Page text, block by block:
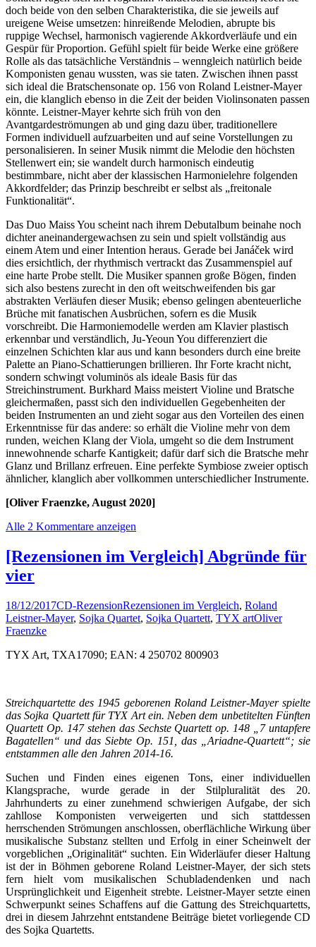
doch beide von den selben Charakteristika, die sie jeweils auf
ureigene Weise umsetzen: hinreißende Melodien, abrupte bis
ruppige Wechsel, harmonisch vagierende Akkordverläufe und ein
Gespür für Proportion. Gefühl spielt für beide Werke eine größere
Rolle als das tatsächliche Verständnis – wenngleich natürlich beide
Komponisten genau wussten, was sie taten. Zwischen ihnen passt
sich ideal die Bratschensonate op. 156 von Roland Leistner-Mayer
ein, die klanglich ebenso in die Zeit der beiden Violinsonaten passen
könnte. Leistner-Mayer kehrte sich früh von den
Avantgardeströmungen ab und ging dazu über, traditionellere
Formen individuell aufzuarbeiten und auf seine Vorstellungen zu
personalisieren. In seiner Musik nimmt die Melodie den höchsten
Stellenwert ein; sie wandelt durch harmonisch eindeutig
bestimmbare, nicht aber der klassischen Harmonielehre folgenden
Akkordfelder; das Prinzip beschreibt er selbst als „freitonale
Funktionalität“.
Das Duo Maiss You scheint nach ihrem Debutalbum beinahe noch
dichter aneinandergewachsen zu sein und spielt vollständig aus
einem Atem und einer Intention heraus. Gerade bei Janáček wird
dies ersichtlich, der rhythmisch vertrackt das Zusammenspiel auf
eine harte Probe stellt. Die Musiker spannen große Bögen, finden
sich also bestens zurecht in den oft weitschweifenden bis gar
abstrakten Verläufen dieser Musik; ebenso gelingen abenteuerliche
Brüche mit fanatischen Ausbrüchen, sofern es die Musik
vorschreibt. Die Harmoniemodelle werden am Klavier plastisch
erkennbar und verständlich, Ju-Yeoun You differenziert die
einzelnen Schichten klar aus und kann besonders durch eine breite
Palette an Piano-Schattierungen brillieren. Ihr Forte kracht nicht,
sondern schwingt voluminös als ideale Basis für das
Streichinstrument. Burkhard Maiss meistert Violine und Bratsche
gleichermaßen, passt sich den individuellen Gegebenheiten der
beiden Instrumenten an und zieht sogar aus den Vorteilen des einen
Erkenntnisse für das andere: so erhält die Violine mehr von dem
runden, weichen Klang der Viola, umgeht so die dem Instrument
innewohnende scharfe Kantigkeit; dafür darf sich die Bratsche mehr
Glanz und Brillanz erfreuen. Eine perfekte Symbiose zweier optisch
ähnlicher, klanglich aber vollkommen unterschiedlicher Instrumente.
[Oliver Fraenzke, August 2020]
Alle 2 Kommentare anzeigen
[Rezensionen im Vergleich] Abgründe für
vier
18/12/2017CD-RezensionRezensionen im Vergleich, Roland
Leistner-Mayer, Sojka Quartet, Sojka Quartett, TYX artOliver
Fraenzke
TYX Art, TXA17090; EAN: 4 250702 800903
Streichquartette des 1945 geborenen Roland Leistner-Mayer spielte
das Sojka Quartett für TYX Art ein. Neben dem unbetitelten Fünften
Quartett Op. 147 stehen das Sechste Quartett op. 148 „7 untapfere
Bagatellen“ und das Siebte Op. 151, das „Ariadne-Quartett“; sie
entstammen alle den Jahren 2014-16.
Suchen und Finden eines eigenen Tons, einer individuellen
Klangsprache, wurde gerade in der Stilpluralität des 20.
Jahrhunderts zu einer zunehmend schwierigen Aufgabe, der sich
zahllose Komponisten verweigerten und sich stattdessen
herrschenden Strömungen anschlossen, oberflächliche Wirkung über
musikalische Substanz stellten und Erfolg in einer Scheinwelt der
vorgeblichen „Originalität“ suchten. Ein Widerläufer dieser Haltung
ist der in Böhmen geborene Roland Leistner-Mayer, der sich stets
fern hielt vom musikalischen Schubladendenken und nach
Ursprünglichkeit und Eigenheit strebte. Leistner-Mayer setzte einen
Schwerpunkt seines Schaffens auf die Gattung des Streichquartetts,
drei in diesem Jahrzehnt entstandene Beiträge bietet vorliegende CD
des Sojka Quartetts.